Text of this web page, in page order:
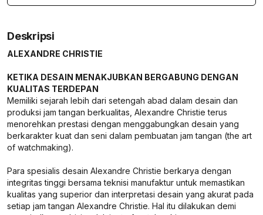
Deskripsi
ALEXANDRE CHRISTIE
KETIKA DESAIN MENAKJUBKAN BERGABUNG DENGAN
KUALITAS TERDEPAN
Memiliki sejarah lebih dari setengah abad dalam desain dan
produksi jam tangan berkualitas, Alexandre Christie terus
menorehkan prestasi dengan menggabungkan desain yang
berkarakter kuat dan seni dalam pembuatan jam tangan (the art
of watchmaking).
Para spesialis desain Alexandre Christie berkarya dengan
integritas tinggi bersama teknisi manufaktur untuk memastikan
kualitas yang superior dan interpretasi desain yang akurat pada
setiap jam tangan Alexandre Christie. Hal itu dilakukan demi